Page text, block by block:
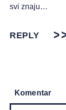
svi znaju…
REPLY
Komentar